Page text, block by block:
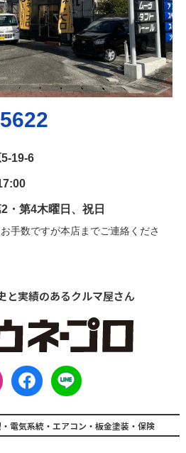
と実績のあるクルマ屋さん
F
a
e
b
L
I
E
L
電気系統・エアコン・板金塗装・保険
19-6
・第4木曜日、祝日
手数ですが本店までご連絡くださ